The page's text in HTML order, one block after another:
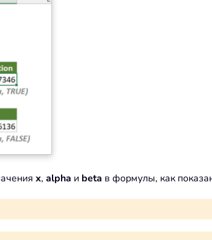
x, alpha и beta в формулы, как